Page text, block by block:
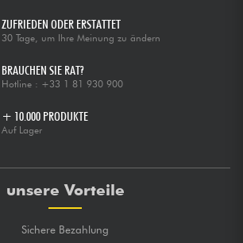
ZUFRIEDEN ODER ERSTATTET
30 Tage, um Ihre Meinung zu ändern
BRAUCHEN SIE RAT?
Hotline : +33 1 81 930 900
+ 10.000 PRODUKTE
Auf Lager
unsere Vorteile
Sichere Bezahlung